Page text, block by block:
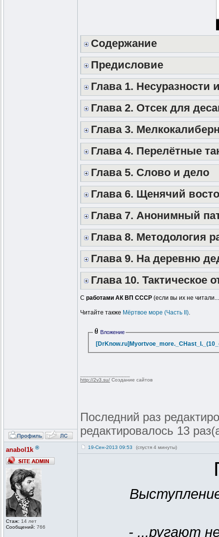
Содержание
Предисловие
Глава 1. Несуразности
Глава 2. Отсек для
Глава 3.
Глава 4. Перелётные
Глава 5. Слово и дело
Глава 6. Щенячий
Глава 7. Анонимный
Глава 8. Методология
Глава 9. На деревню
Глава 10. Тактическое
С работами АК ВП СССР (если вы их не
Читайте также Мёртвое море (Часть II).
Вложение
http://2v3.su/ Создание сайтов
Последний раз
редактировалось 13
anabol1k ®
Стаж: 14 лет
Сообщений: 766
19-Сен-2013 09:53 (спустя 4 минуты)
- ...ругают